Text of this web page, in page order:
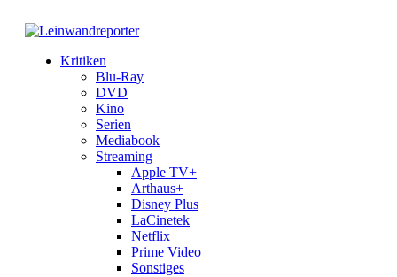
Kritiken
Blu-Ray
DVD
Kino
Serien
Mediabook
Streaming
Apple TV+
Arthaus+
Disney Plus
LaCinetek
Netflix
Prime Video
Sonstiges